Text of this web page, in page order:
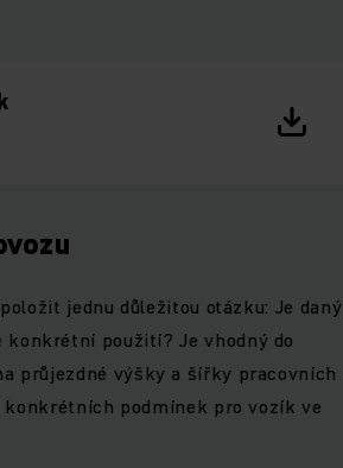
jednu důležitou otázku: Je daný
konkrétní použití? Je vhodný do
průjezdné výšky a šířky pracovních
podmínek pro vozík ve